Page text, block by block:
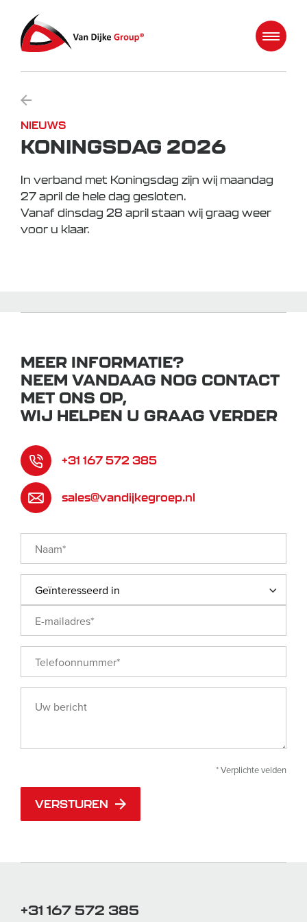
NIEUWS
KONINGSDAG 2026
In verband met Koningsdag zijn wij maandag
27 april de hele dag gesloten.
Vanaf dinsdag 28 april staan wij graag weer
voor u klaar.
MEER INFORMATIE?
NEEM VANDAAG NOG CONTACT
MET ONS OP,
WIJ HELPEN U GRAAG VERDER
+31 167 572 385
sales@vandijkegroep.nl
* Verplichte velden
VERSTUREN
+31 167 572 385